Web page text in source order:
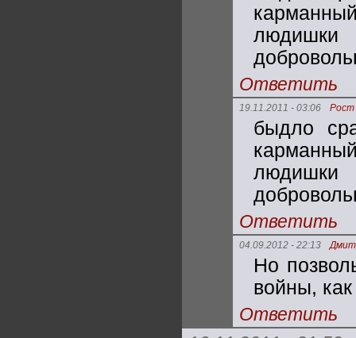
людишки
Ответить
19.11.2011 - 03:06 Рост
быдло
людишки
Ответить
04.09.2012 - 22:13
Но
войны, как
Ответить